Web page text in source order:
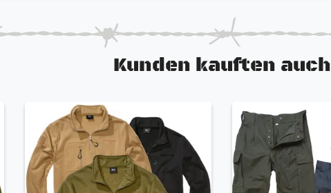
Kunden kauften auch